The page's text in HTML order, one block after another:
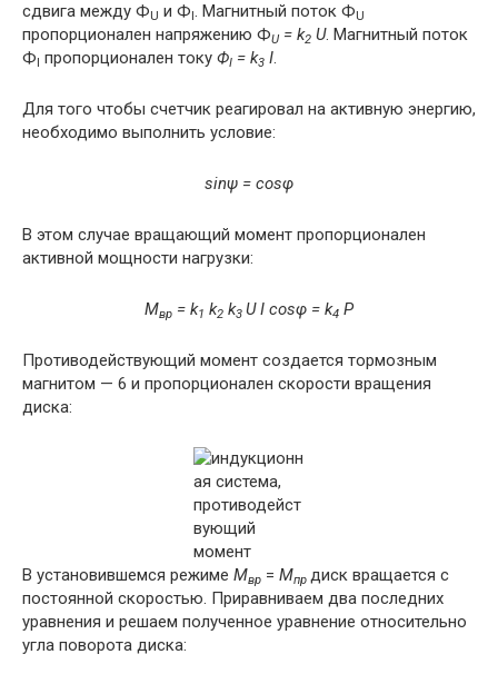
сдвига между ФU и ФI. Магнитный поток ФU
пропорционален напряжению ФU = k2 U. Магнитный поток
ФI пропорционален току ФI = k3 I.
Для того чтобы счетчик реагировал на активную энергию,
необходимо выполнить условие:
sinψ = cosφ
В этом случае вращающий момент пропорционален
активной мощности нагрузки:
Mвр = k1 k2 k3 U I cosφ = k4 P
Противодействующий момент создается тормозным
магнитом — 6 и пропорционален скорости вращения
диска:
В установившемся режиме Mвр = Mпр диск вращается с
постоянной скоростью. Приравниваем два последних
уравнения и решаем полученное уравнение относительно
угла поворота диска: